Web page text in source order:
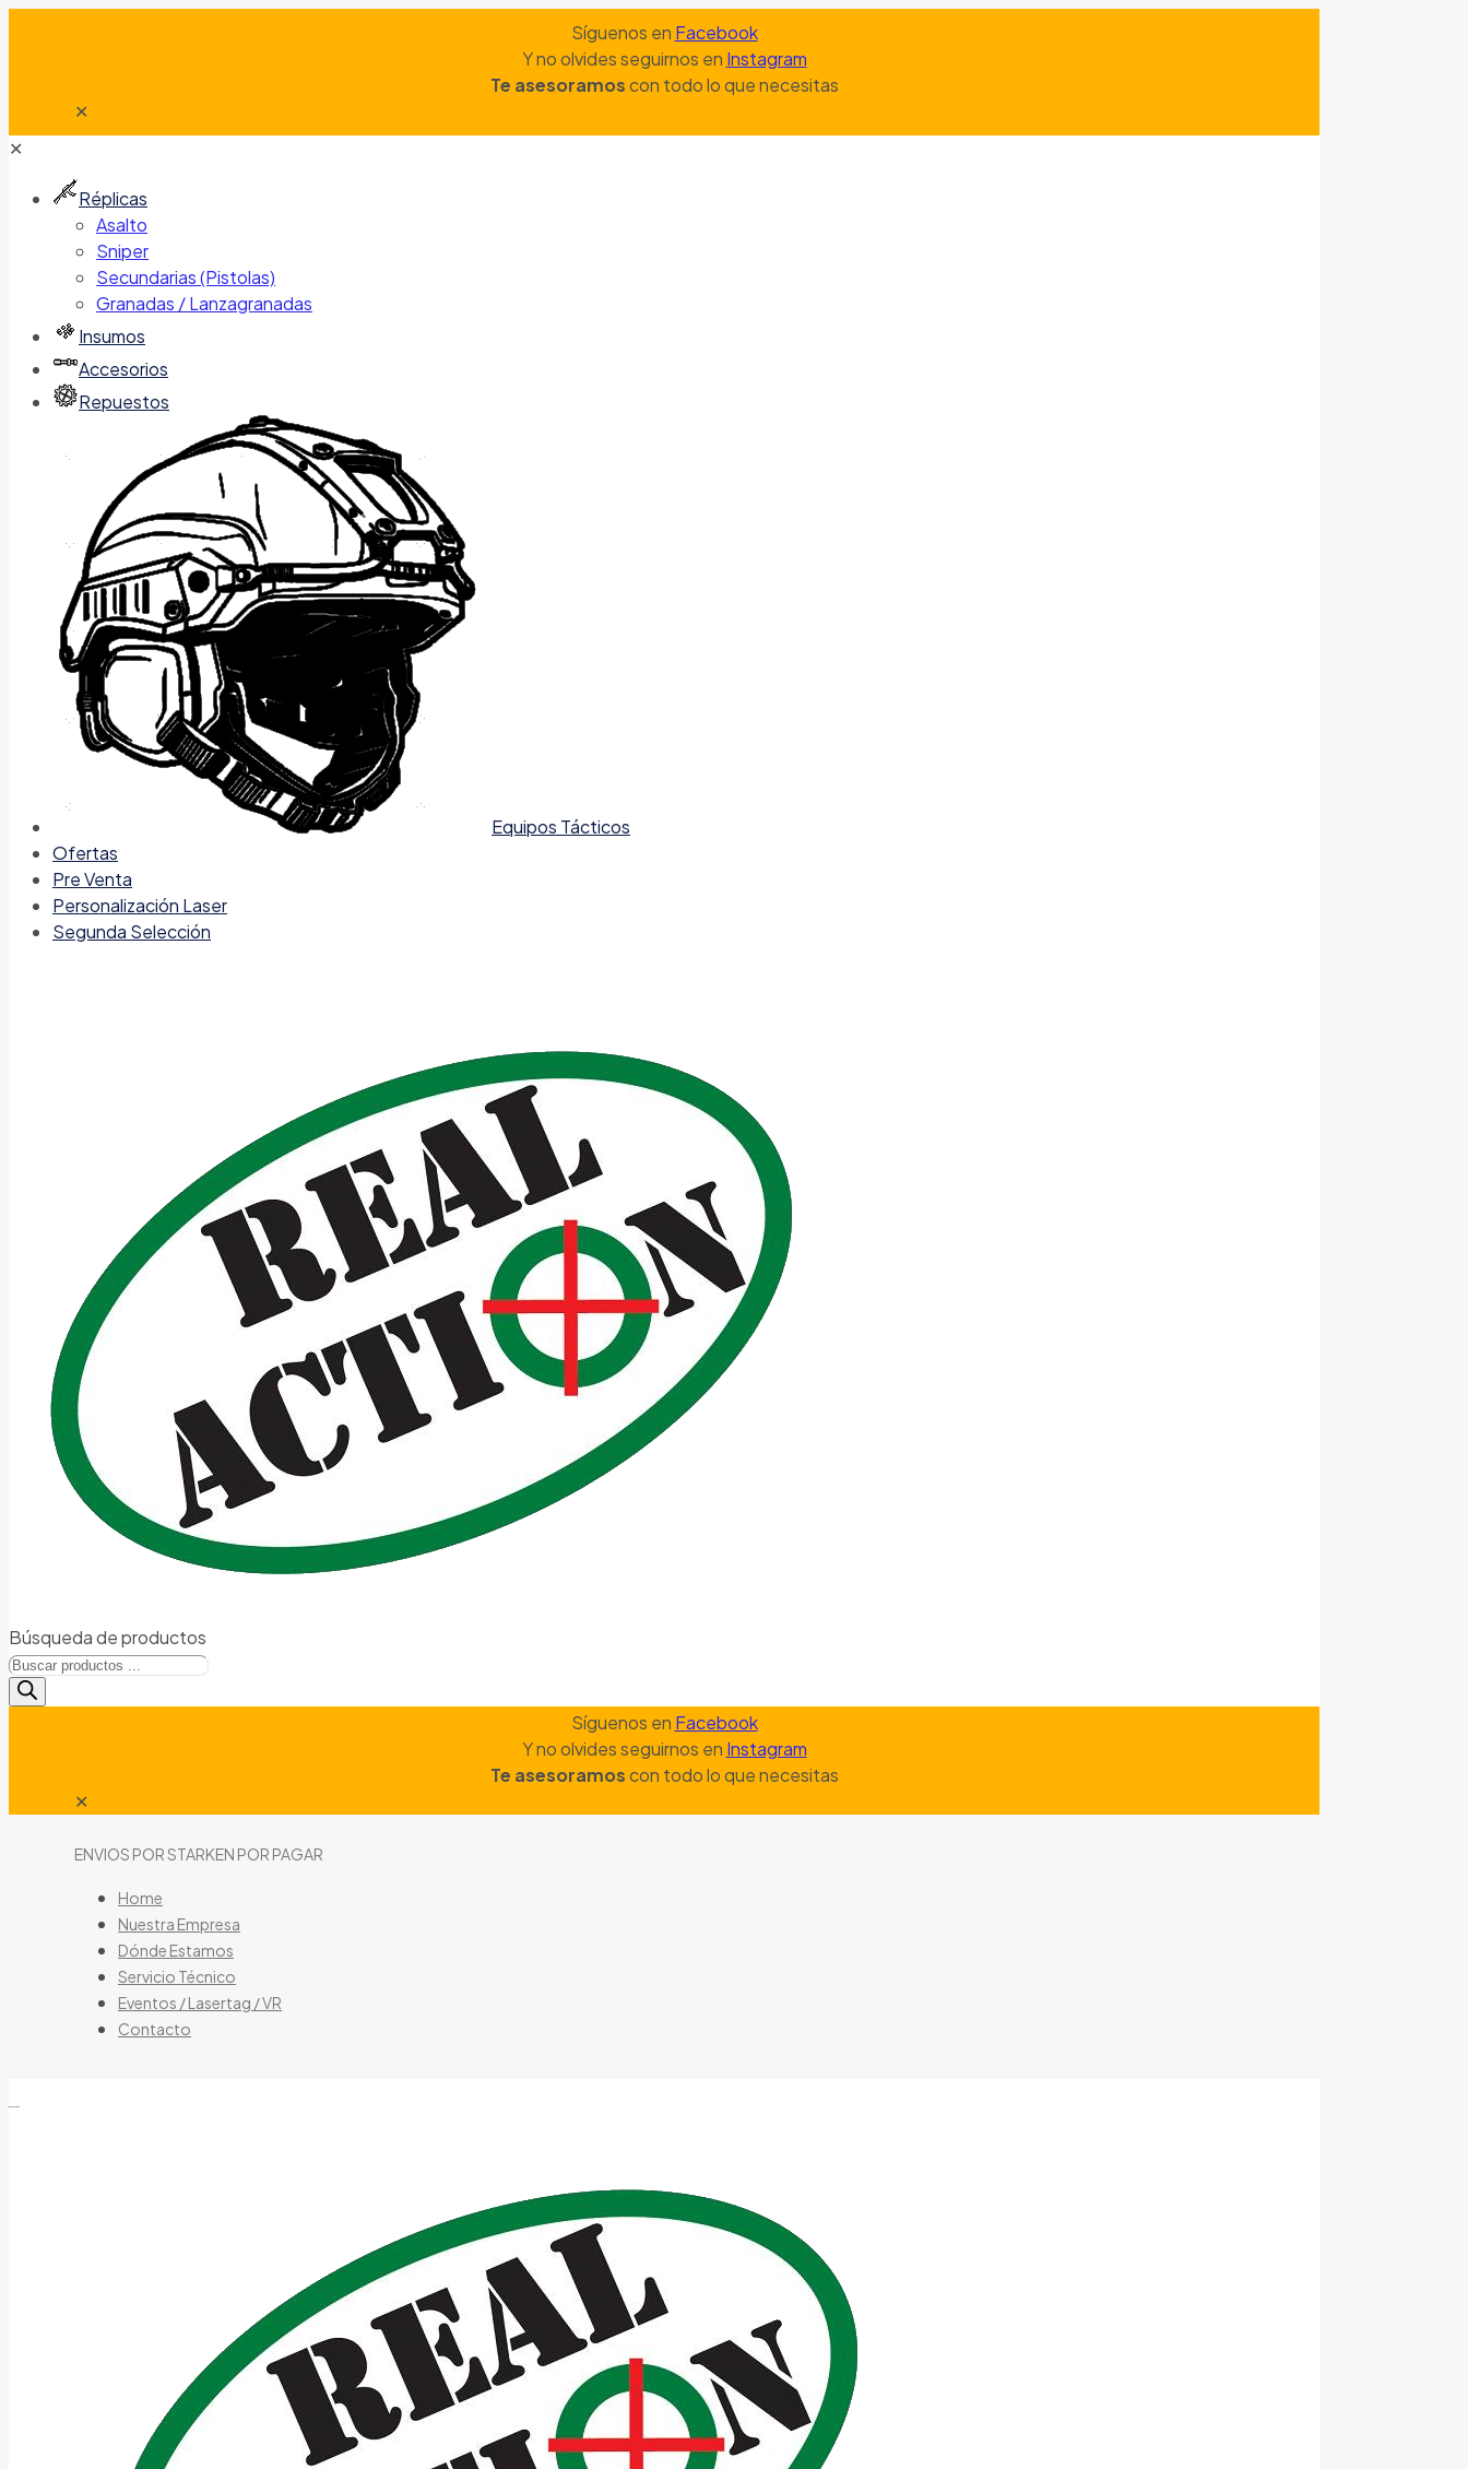
Síguenos en Facebook
Y no olvides seguirnos en Instagram
Te asesoramoscon todo lo que necesitas
✕
✕
Réplicas
Asalto
Sniper
Secundarias (Pistolas)
Granadas / Lanzagranadas
Insumos
Accesorios
Repuestos
Equipos Tácticos
Ofertas
Pre Venta
Personalización Laser
Segunda Selección
Búsqueda de productos
Síguenos en Facebook
Y no olvides seguirnos en Instagram
Te asesoramoscon todo lo que necesitas
✕
ENVIOS POR STARKEN POR PAGAR
Home
Nuestra Empresa
Dónde Estamos
Servicio Técnico
Eventos / Lasertag / VR
Contacto